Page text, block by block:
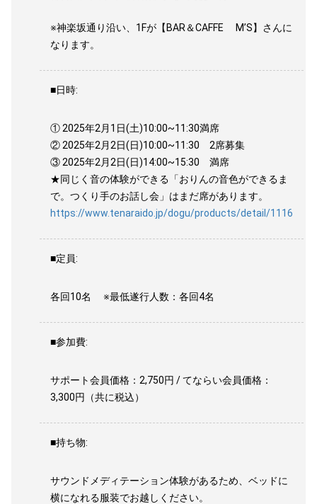
※神楽坂通り沿い、1Fが【BAR＆CAFFE M’S】さんに
なります。
■日時:
① 2025年2月1日(土)10:00~11:30満席
② 2025年2月2日(日)10:00~11:30 2席募集
③ 2025年2月2日(日)14:00~15:30 満席
★同じく音の体験ができる「おりんの音色ができるま
で。つくり手のお話し会」はまだ席があります。
https://www.tenaraido.jp/dogu/products/detail/1116
■定員:
各回10名 ※最低遂行人数：各回4名
■参加費:
サポート会員価格：2,750円 / てならい会員価格：
3,300円（共に税込）
■持ち物:
サウンドメディテーション体験があるため、ベッドに
横になれる服装でお越しください。